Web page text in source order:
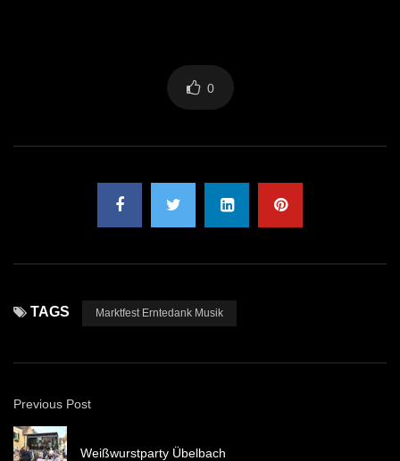
0
TAGS Marktfest Erntedank Musik
Previous Post
Weißwurstparty Übelbach